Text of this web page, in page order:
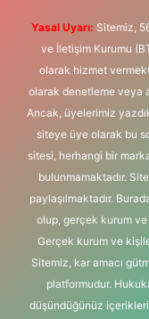
Yasal Uyarı: Sitemiz,
ve İletişim Kurumu
olarak hizmet
olarak denetleme veya
Ancak, üyelerimiz
siteye üye olarak bu
sitesi, herhangi bir
bulunmamaktadır.
paylaşılmaktadır.
olup, gerçek kurum ve
Gerçek kurum ve
Sitemiz, kar amacı
platformudur.
düşündüğünüz